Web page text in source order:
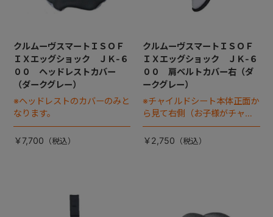
クルムーヴスマートＩＳＯＦ
ＩＸエッグショック ＪＫ-６
００ ヘッドレストカバー
（ダークグレー）
※ヘッドレストのカバーのみと
なります。
￥7,700
クルムーヴスマートＩＳＯＦ
ＩＸエッグショック ＪＫ-６
００ 肩ベルトカバー右（ダ
ークグレー）
※チャイルドシート本体正面か
ら見て右側（お子様がチャイ
ルドシートに座った状態で左
手側となります）
￥2,750